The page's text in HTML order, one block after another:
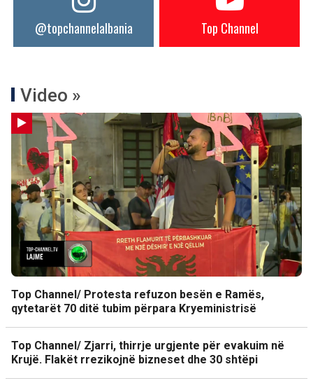
@topchannelalbania Top Channel
Video »
Top Channel/ Protesta refuzon besën e Ramës,
qytetarët 70 ditë tubim përpara Kryeministrisë
Top Channel/ Zjarri, thirrje urgjente për evakuim në
Krujë. Flakët rrezikojnë bizneset dhe 30 shtëpi